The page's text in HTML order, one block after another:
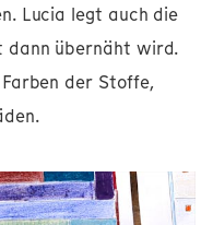
Lucia legt auch die
dann übernäht wird.
der Stoffe,